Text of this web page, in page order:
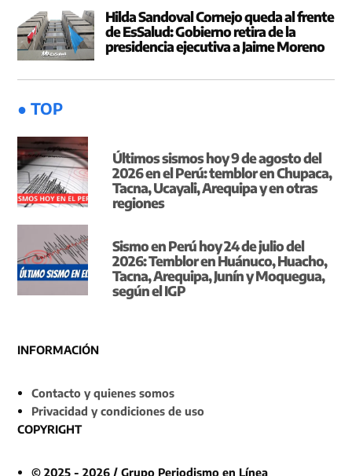
Hilda Sandoval Cornejo queda al frente
de EsSalud: Gobierno retira de la
presidencia ejecutiva a Jaime Moreno
● TOP
Últimos sismos hoy 9 de agosto del
2026 en el Perú: temblor en Chupaca,
Tacna, Ucayali, Arequipa y en otras
regiones
Sismo en Perú hoy 24 de julio del
2026: Temblor en Huánuco, Huacho,
Tacna, Arequipa, Junín y Moquegua,
según el IGP
INFORMACIÓN
Contacto y quienes somos
Privacidad y condiciones de uso
COPYRIGHT
© 2025 - 2026 / Grupo Periodismo en Línea